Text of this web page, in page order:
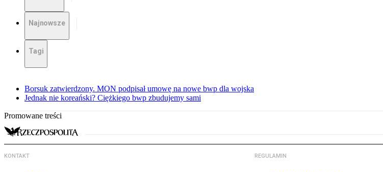
Najnowsze
Tagi
Borsuk zatwierdzony. MON podpisał umowę na nowe bwp dla wojska
Jednak nie koreański? Ciężkiego bwp zbudujemy sami
Promowane treści
KONTAKT REGULAMIN